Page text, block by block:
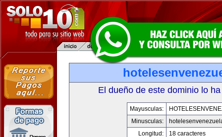
El dueño de este dominio lo
Mayusculas:
Minusculas:
Longitud:
18 caracteres